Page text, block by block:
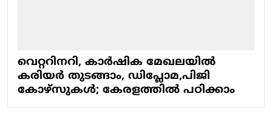
വെറ്ററിനറി, കാർഷിക മേഖലയിൽ
കരിയർ തുടങ്ങാം, ഡിപ്ലോമ,പിജി
കോഴ്സുകൾ; കേരളത്തിൽ പഠിക്കാം